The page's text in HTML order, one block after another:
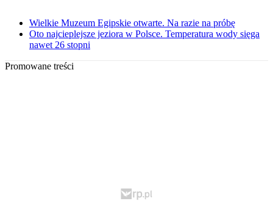
Wielkie Muzeum Egipskie otwarte. Na razie na próbę
Oto najcieplejsze jeziora w Polsce. Temperatura wody sięga
nawet 26 stopni
Promowane treści